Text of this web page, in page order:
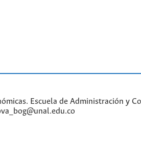
Escuela de Administración y